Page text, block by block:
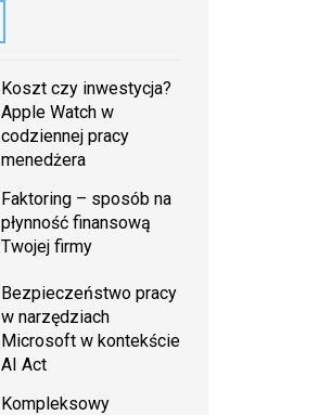
Koszt czy inwestycja?
Apple Watch w
codziennej pracy
menedżera
Faktoring – sposób na
płynność finansową
Twojej firmy
Bezpieczeństwo pracy
w narzędziach
Microsoft w kontekście
AI Act
Kompleksowy